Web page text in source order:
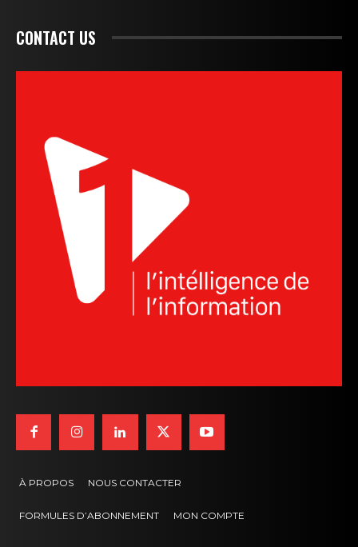
CONTACT US
À PROPOS NOUS CONTACTER
FORMULES D’ABONNEMENT MON COMPTE